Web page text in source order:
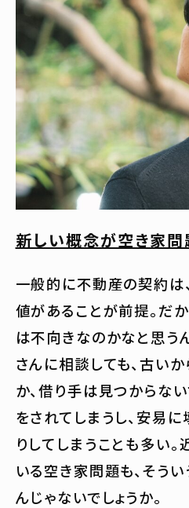
新しい概念が空き家
一般的に不動産の契約は
値があることが前提。だ
は不向きなのかなと思う
さんに相談しても、古い
か、借り手は見つからな
をされてしまうし、安易
りしてしまうことも多い
いる空き家問題も、そう
んじゃないでしょうか。